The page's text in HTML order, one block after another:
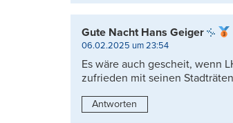
Gute Nacht Hans Geiger
06.02.2025 um 23:54
Es wäre auch gescheit, wenn
zufrieden mit seinen
Antworten